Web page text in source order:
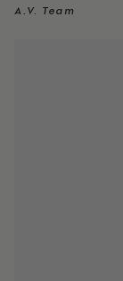
A.V. Team